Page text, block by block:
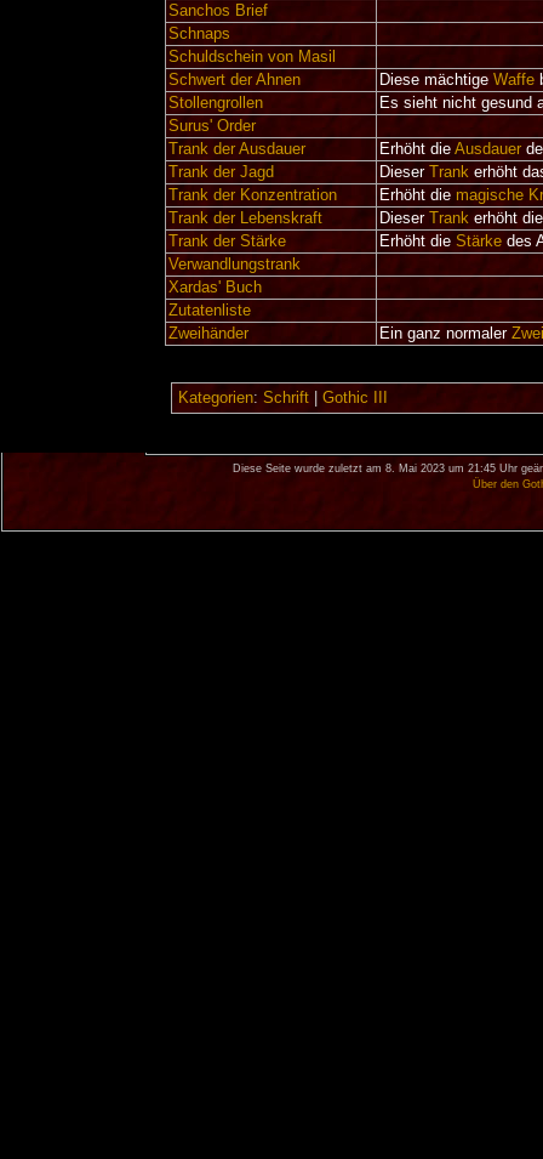
Sanchos Brief
Schnaps
Schuldschein von Masil
Schwert der Ahnen
Diese mächtigeWaffe
Stollengrollen
Es sieht nicht gesund
Surus' Order
Trank der Ausdauer
Erhöht dieAusdauer
Trank der Jagd
Dieser Trank erhöht
Trank der Konzentration
Erhöht die magische
Trank der Lebenskraft
Dieser Trank erhöht
Trank der Stärke
Erhöht dieStärke des
Verwandlungstrank
Xardas' Buch
Zutatenliste
Zweihänder
Ein ganz normaler
Kategorien: Schrift| Gothic III
Diese Seite wurde zuletzt am 8. Mai 2023 um 21:45 Uhr
Über den